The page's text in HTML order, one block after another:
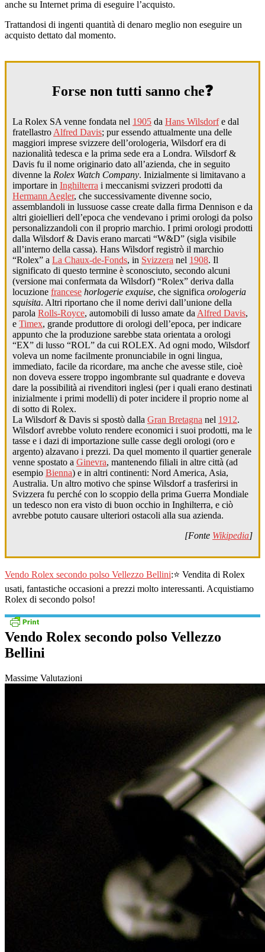
anche su Internet prima di eseguire l’acquisto.
Trattandosi di ingenti quantità di denaro meglio non eseguire un
acquisto dettato dal momento.
Forse non tutti sanno che❓
La Rolex SA venne fondata nel 1905 da Hans Wilsdorfe dal
fratellastro Alfred Davis; pur essendo attualmente una delle
maggiori imprese svizzere dell’orologeria, Wilsdorf era di
nazionalità tedesca e la prima sede era a Londra. Wilsdorf &
Davis fu il nome originario dato all’azienda, che in seguito
divenne la Rolex Watch Company. Inizialmente si limitavano a
importare in Inghilterra i meccanismi svizzeri prodotti da
Hermann Aegler, che successivamente divenne socio,
assemblandoli in lussuose casse create dalla firma Dennison e da
altri gioiellieri dell’epoca che vendevano i primi orologi da polso
personalizzandoli con il proprio marchio. I primi orologi prodotti
dalla Wilsdorf & Davis erano marcati “W&D” (sigla visibile
all’interno della cassa). Hans Wilsdorf registrò il marchio
“Rolex” a La Chaux-de-Fonds, in Svizzera nel 1908. Il
significato di questo termine è sconosciuto, secondo alcuni
(versione mai confermata da Wilsdorf) “Rolex” deriva dalla
locuzione francese horlogerie exquise, che significa orologeria
squisita. Altri riportano che il nome derivi dall’unione della
parola Rolls-Royce, automobili di lusso amate da Alfred Davis,
e Timex, grande produttore di orologi dell’epoca, per indicare
appunto che la produzione sarebbe stata orientata a orologi
“EX” di lusso “ROL” da cui ROLEX. Ad ogni modo, Wilsdorf
voleva un nome facilmente pronunciabile in ogni lingua,
immediato, facile da ricordare, ma anche che avesse stile, cioè
non doveva essere troppo ingombrante sul quadrante e doveva
dare la possibilità ai rivenditori inglesi (per i quali erano destinati
inizialmente i primi modelli) di poter incidere il proprio nome al
di sotto di Rolex.
La Wilsdorf & Davis si spostò dalla Gran Bretagna nel 1912.
Wilsdorf avrebbe voluto rendere economici i suoi prodotti, ma le
tasse e i dazi di importazione sulle casse degli orologi (oro e
argento) alzavano i prezzi. Da quel momento il quartier generale
venne spostato a Ginevra, mantenendo filiali in altre città (ad
esempio Bienna) e in altri continenti: Nord America, Asia,
Australia. Un altro motivo che spinse Wilsdorf a trasferirsi in
Svizzera fu perché con lo scoppio della prima Guerra Mondiale
un tedesco non era visto di buon occhio in Inghilterra, e ciò
avrebbe potuto causare ulteriori ostacoli alla sua azienda.
[Fonte Wikipedia]
Vendo Rolex secondo polso Vellezzo Bellini:⭐ Vendita di Rolex
usati, fantastiche occasioni a prezzi molto interessanti. Acquistiamo
Rolex di secondo polso!
Vendo Rolex secondo polso Vellezzo
Bellini
Massime Valutazioni